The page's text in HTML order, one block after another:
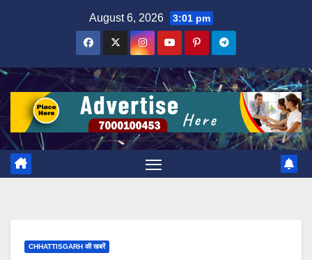
August 6, 2026 3:01 pm
CHHATTISGARH की खबरें